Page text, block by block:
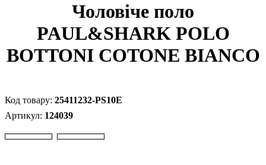
Чоловіче поло
PAUL&SHARK POLO
BOTTONI COTONE BIANCO
25411232-PS10E
124039